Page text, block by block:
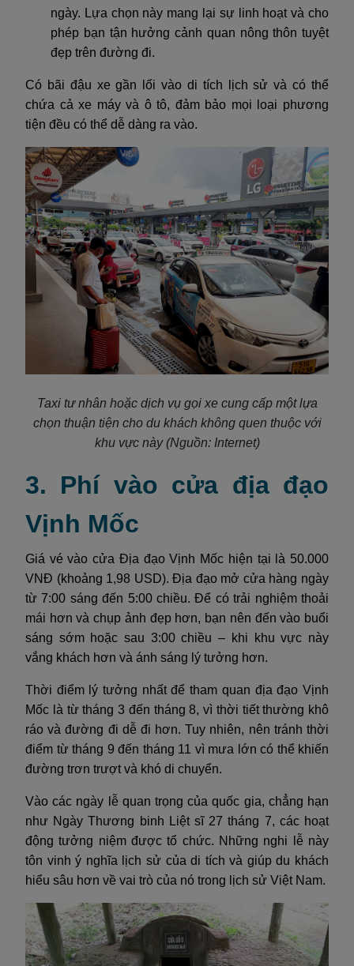
ngày. Lựa chọn này mang lại sự linh hoạt và cho
phép bạn tận hưởng cảnh quan nông thôn tuyệt
đẹp trên đường đi.
Có bãi đậu xe gần lối vào di tích lịch sử và có thể
chứa cả xe máy và ô tô, đảm bảo mọi loại phương
tiện đều có thể dễ dàng ra vào.
Taxi tư nhân hoặc dịch vụ gọi xe cung cấp một lựa
chọn thuận tiện cho du khách không quen thuộc với
khu vực này(Nguồn: Internet)
3. Phí vào cửa địa đạo
Vịnh Mốc
Giá vé vào cửa Địa đạo Vịnh Mốc hiện tại là 50.000
VNĐ (khoảng 1,98 USD). Địa đạo mở cửa hàng ngày
từ 7:00 sáng đến 5:00 chiều. Để có trải nghiệm thoải
mái hơn và chụp ảnh đẹp hơn, bạn nên đến vào buổi
sáng sớm hoặc sau 3:00 chiều – khi khu vực này
vắng khách hơn và ánh sáng lý tưởng hơn.
Thời điểm lý tưởng nhất để tham quan địa đạo Vịnh
Mốc là từ tháng 3 đến tháng 8, vì thời tiết thường khô
ráo và đường đi dễ đi hơn. Tuy nhiên, nên tránh thời
điểm từ tháng 9 đến tháng 11 vì mưa lớn có thể khiến
đường trơn trượt và khó di chuyển.
Vào các ngày lễ quan trọng của quốc gia, chẳng hạn
như Ngày Thương binh Liệt sĩ 27 tháng 7, các hoạt
động tưởng niệm được tổ chức. Những nghi lễ này
tôn vinh ý nghĩa lịch sử của di tích và giúp du khách
hiểu sâu hơn về vai trò của nó trong lịch sử Việt Nam.